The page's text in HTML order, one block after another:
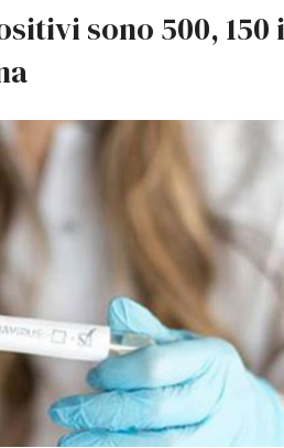
sono 500, 150